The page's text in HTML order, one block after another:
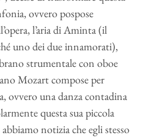
ovvero pospose
l’aria di Aminta (il
uno dei due innamorati),
strumentale con oboe
Mozart compose per
ovvero una danza contadina
questa sua piccola
notizia che egli stesso